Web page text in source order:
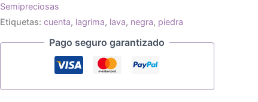
14x10mm
cantidad
Semipreciosas
Etiquetas: cuenta, lagrima, lava, negra, piedra
Pago seguro garantizado